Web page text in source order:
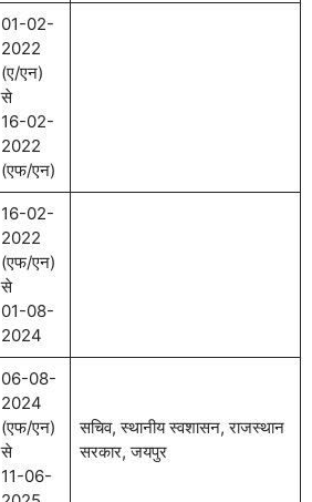
01-02-
2022
(ए/एन)
से
16-02-
2022
(एफ/एन)
16-02-
2022
(एफ/एन)
से
01-08-
2024
06-08-
2024
(एफ/एन)
से
11-06-
सचिव, स्थानीय स्वशासन, राजस्थान
सरकार, जयपुर